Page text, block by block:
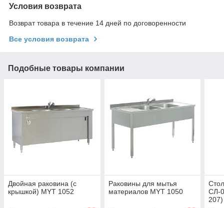
Условия возврата
Возврат товара в течение 14 дней по договоренности
Все условия возврата
Подобные товары компании
Двойная раковина (с
крышкой) MYT 1052
Раковины для мытья
материалов MYT 1050
СЛ-
207)